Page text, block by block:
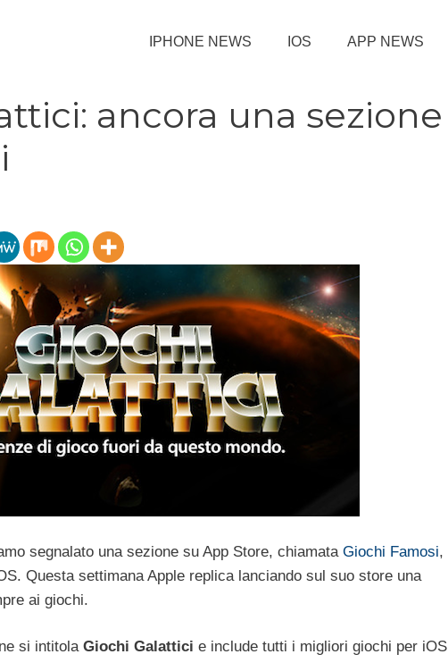
IPHONE NEWS IOS APP NEWS
ancora una sezione
segnalato una sezione su App Store, chiamata Giochi Famosi,
Questa settimana Apple replica lanciando sul suo store una
ai giochi.
si intitolaGiochi Galattici e include tutti i migliori giochi per iOS